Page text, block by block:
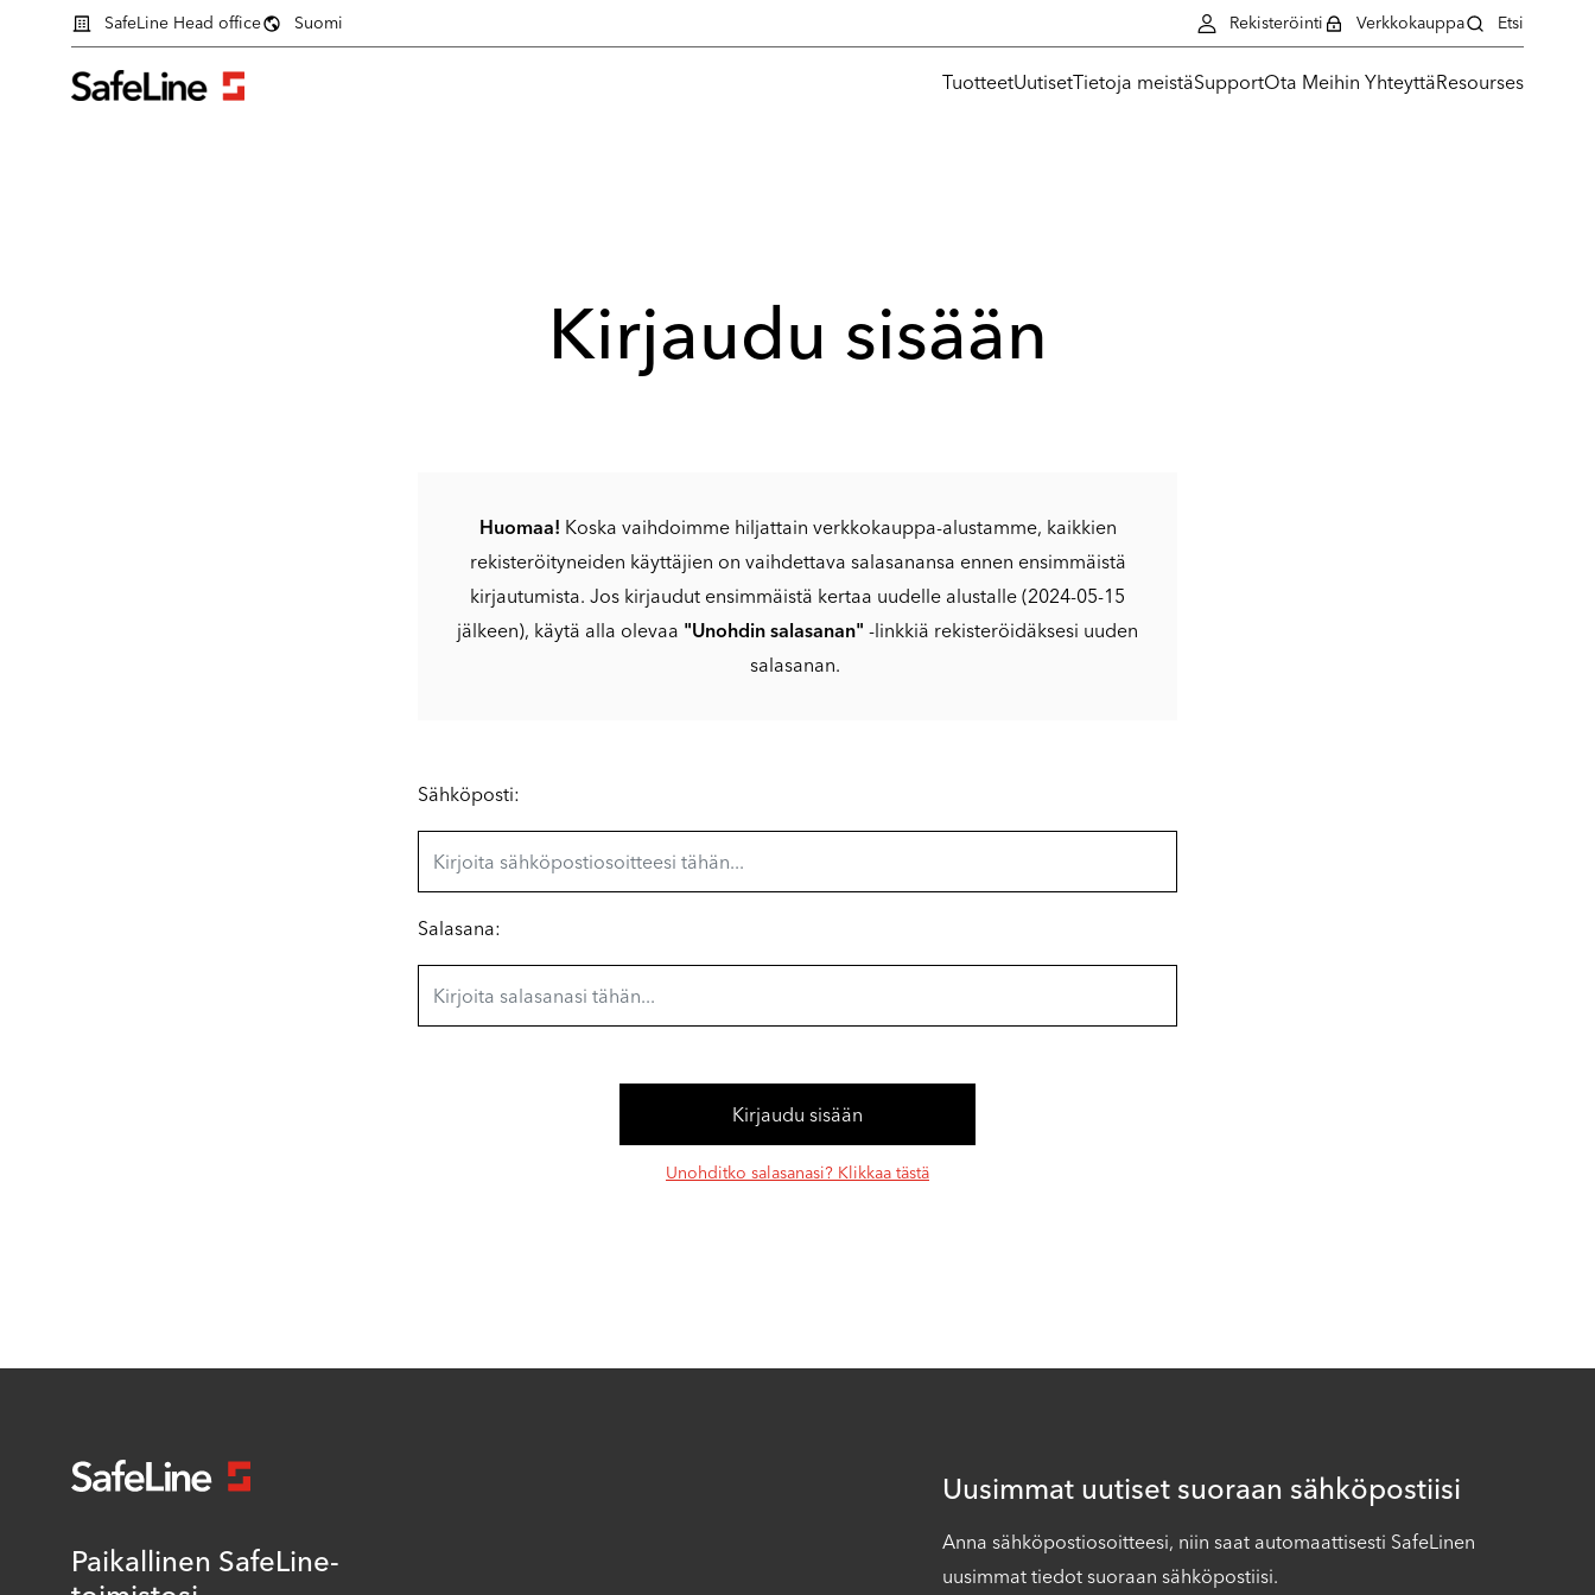
TuotteetUutisetTietoja meistäSupportOta Meihin YhteyttäResourses
SafeLine Head office Suomi Rekisteröinti Verkkokauppa Etsi
Kirjaudu sisään
Huomaa! Koska vaihdoimme hiljattain verkkokauppa-alustamme, kaikkien
rekisteröityneiden käyttäjien on vaihdettava salasanansa ennen ensimmäistä
kirjautumista. Jos kirjaudut ensimmäistä kertaa uudelle alustalle (2024-05-15
jälkeen), käytä alla olevaa "Unohdin salasanan" -linkkiä rekisteröidäksesi uuden
salasanan.
Kirjautumislomake
Sähköposti:
Salasana:
Unohditko salasanasi? Klikkaa tästä
Paikallinen SafeLine-
Uusimmat uutiset suoraan sähköpostiisi
Anna sähköpostiosoitteesi, niin saat automaattisesti SafeLinen
uusimmat tiedot suoraan sähköpostiisi.